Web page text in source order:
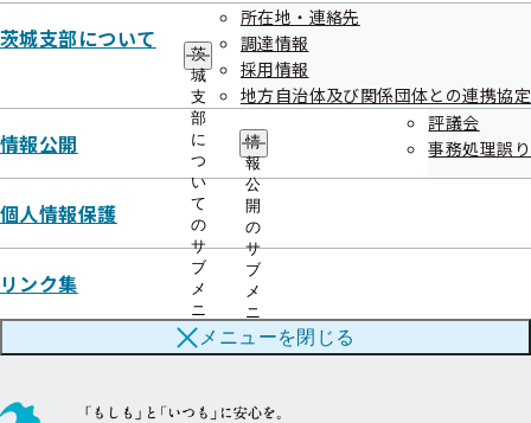
茨城支部について
茨
城
支
部
に
つ
い
て
の
サ
ブ
メ
ニ
ュ
ー
所在地・連絡先
調達情報
採用情報
地方自治体及び関係団体との連携協定
情報公開
情
報
公
開
の
サ
ブ
メ
ニ
ュ
ー
評議会
事務処理誤り
個人情報保護
リンク集
メニューを閉じる
市町村の集団健診のご案内
検診車を用いた出張会場健診
令和8年度人間ドック健診実施機関一覧
協会けんぽTOP 都道府県支部茨城支部
茨城支部の健診・保健指導のご案内